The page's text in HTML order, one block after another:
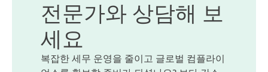
전문가와 상담해 보
세요
복잡한 세무 운영을 줄이고 글로벌 컴플라이